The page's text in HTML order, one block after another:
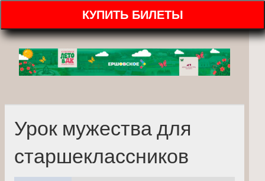
КУПИТЬ БИЛЕТЫ
Урок мужества для
старшеклассников